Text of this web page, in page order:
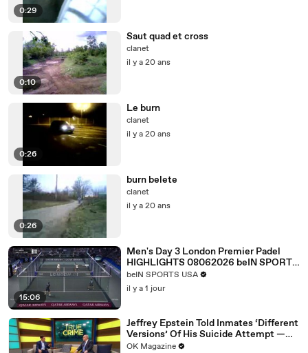
0:29
0:10
Saut quad et cross
clanet
il y a 20 ans
0:26
Le burn
clanet
il y a 20 ans
0:26
burn belete
clanet
il y a 20 ans
15:06
Men's Day 3 London Premier Padel
HIGHLIGHTS 08062026 beIN SPORTS
USA.mp4
beIN SPORTS USA
il y a 1 jour
Jeffrey Epstein Told Inmates ‘Different
Versions’ Of His Suicide Attempt —
Watch
OK Magazine